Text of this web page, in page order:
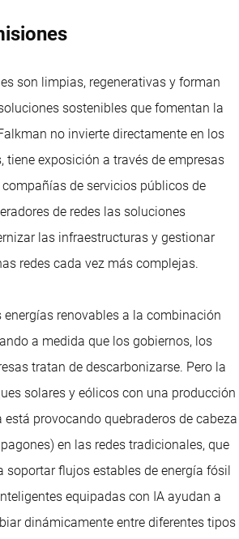
son limpias, regenerativas y forman
sostenibles que fomentan la
no invierte directamente en los
tiene exposición a través de empresas
de servicios públicos de
de redes las soluciones
las infraestructuras y gestionar
redes cada vez más complejas.
renovables a la combinación
a medida que los gobiernos, los
tratan de descarbonizarse. Pero la
solares y eólicos con una producción
provocando quebraderos de cabeza
en las redes tradicionales, que
soportar flujos estables de energía fósil
equipadas con IA ayudan a
dinámicamente entre diferentes tipos